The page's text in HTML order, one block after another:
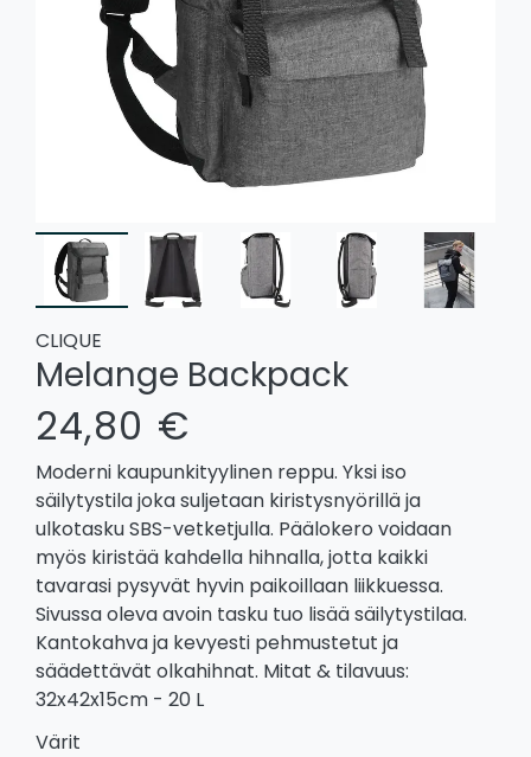
CLIQUE
Melange Backpack
24,80 €
Moderni kaupunkityylinen reppu. Yksi iso
säilytystila joka suljetaan kiristysnyörillä ja
ulkotasku SBS-vetketjulla. Päälokero voidaan
myös kiristää kahdella hihnalla, jotta kaikki
tavarasi pysyvät hyvin paikoillaan liikkuessa.
Sivussa oleva avoin tasku tuo lisää säilytystilaa.
Kantokahva ja kevyesti pehmustetut ja
säädettävät olkahihnat. Mitat & tilavuus:
32x42x15cm - 20 L
Värit